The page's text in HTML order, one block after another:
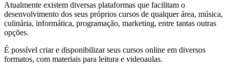
Atualmente existem diversas plataformas que facilitam o
desenvolvimento dos seus próprios cursos de qualquer área, música,
culinária, informática, programação, marketing, entre tantas outras
opções.
É possível criar e disponibilizar seus cursos online em diversos
formatos, com materiais para leitura e videoaulas.